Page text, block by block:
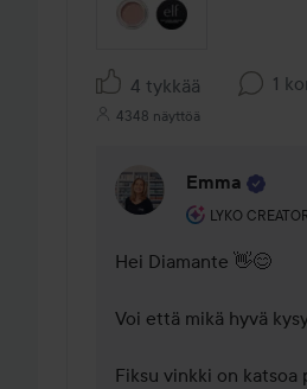
4 tykkää 1
4348 näyttöä
Emma
LYKO
Käyttäjän
Hei Diamante 👋😊
Voi että mikä hyvä
Fiksu vinkki on